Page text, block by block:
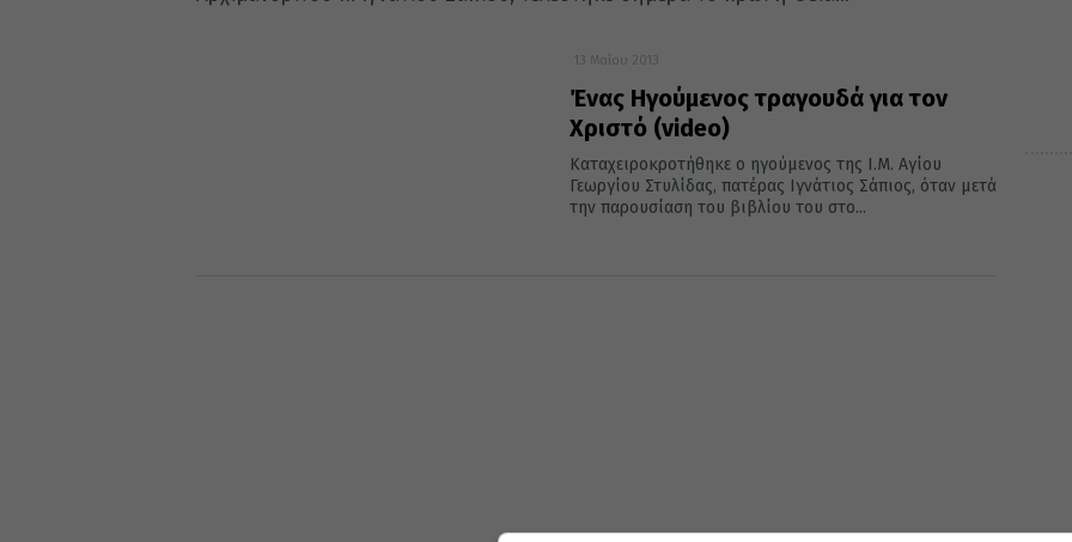
13 Μαΐου 2013
Ένας Ηγούμενος τραγουδά για τον
Χριστό (video)
Καταχειροκροτήθηκε ο ηγούμενος της Ι.Μ. Αγίου
Γεωργίου Στυλίδας, πατέρας Ιγνάτιος Σάπιος, όταν μετά
την παρουσίαση του βιβλίου του στο...